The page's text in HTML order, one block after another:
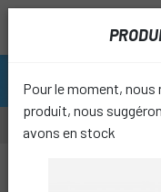
Pour le moment,
produit, nous
avons en stock